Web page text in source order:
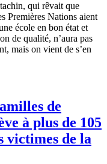
, qui rêvait que
Premières Nations aient
école en bon état et
de qualité, n’aura pas
mais on vient de s’en
de
à plus de 105
victimes de la